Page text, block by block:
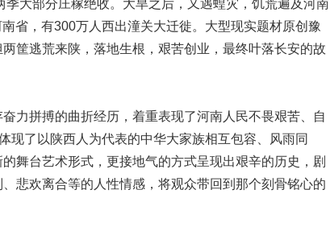
大部分庄稼绝收。大旱之后，又遇蝗灾，饥荒遍及河南
省，有300万人西出潼关大迁徙。大型现实题材原创豫
筐逃荒来陕，落地生根，艰苦创业，最终叶落长安的故
拼搏的曲折经历，着重表现了河南人民不畏艰苦、自
现了以陕西人为代表的中华大家族相互包容、风雨同
舞台艺术形式，更接地气的方式呈现出艰辛的历史，剧
悲欢离合等的人性情感，将观众带回到那个刻骨铭心的